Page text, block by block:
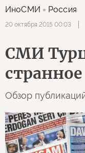
ИноСМИ Россия
20 октября 2015 00:03
СМИ
Обзор